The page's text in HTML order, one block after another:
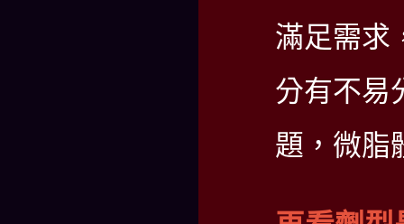
滿足需求
分有不易
題，微脂